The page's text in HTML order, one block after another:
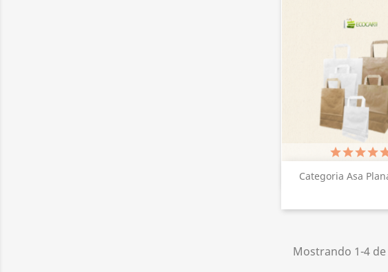
Categoria Asa
Vista
Mostrando 1-4